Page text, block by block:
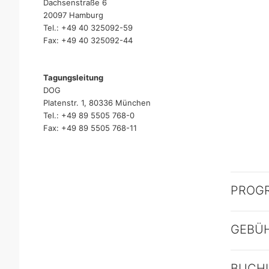
Dachsenstraße 6
20097 Hamburg
Tel.: +49 40 325092-59
Fax: +49 40 325092-44
Tagungsleitung
DOG
Platenstr. 1, 80336 München
Tel.: +49 89 5505 768-0
Fax: +49 89 5505 768-11